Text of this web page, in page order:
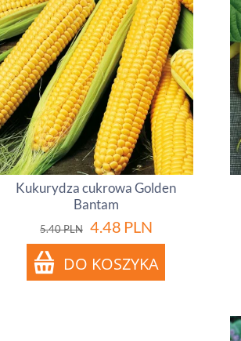
Kukurydza cukrowa Golden
Bantam
5.40PLN 4.48 PLN